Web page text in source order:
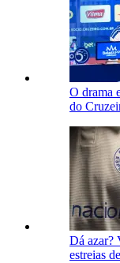
O drama
do
Dá azar?
estreias